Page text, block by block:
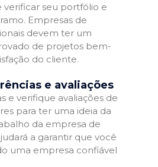
verificar seu portfólio e
Empresas de
devem ter um
de projetos bem-
do cliente.
e avaliações
e verifique avaliações de
para ter uma ideia da
da empresa de
a garantir que você
uma empresa confiável